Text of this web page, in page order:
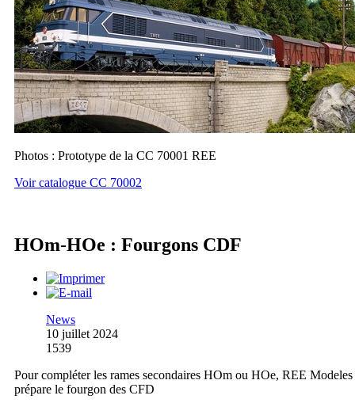
Photos : Prototype de la CC 70001 REE
Voir catalogue CC 70002
HOm-HOe : Fourgons CDF
News
10 juillet 2024
1539
Pour compléter les rames secondaires HOm ou HOe, REE Modeles
prépare le fourgon des CFD